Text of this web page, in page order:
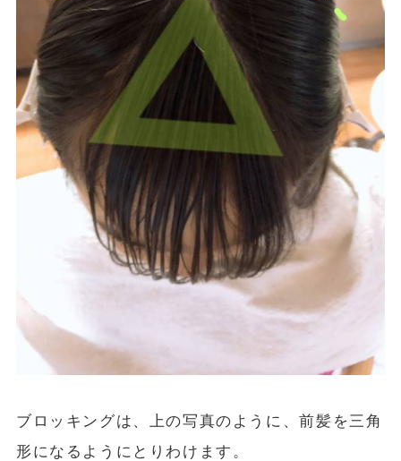
ブロッキングは、上の写真のように、前髪を三角
形になるようにとりわけます。